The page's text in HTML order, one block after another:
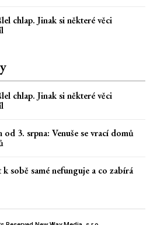
chlap. Jinak si některé věci
chlap. Jinak si některé věci
3. srpna: Venuše se vrací domů
sobě samé nefunguje a co zabírá